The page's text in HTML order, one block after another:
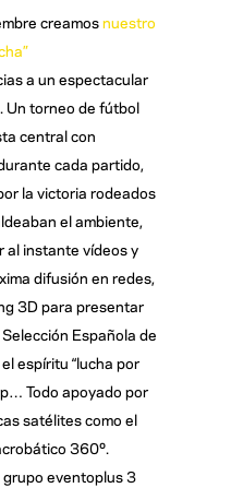
creamosnuestro
a un espectacular
Un torneo de fútbol
central con
cada partido,
la victoria rodeados
el ambiente,
al instante vídeos y
difusión en redes,
3D para presentar
Española de
espíritu “lucha por
Todo apoyado por
satélites como el
360º.